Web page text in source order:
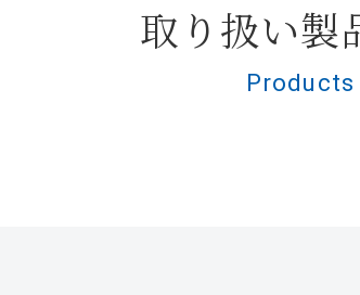
取り扱い製
Products